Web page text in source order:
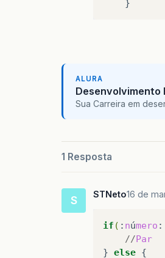
ALURA
Desenvolvimento
Sua Carreira em
1 Resposta
S STNeto16 de
if ( : número :
//Par
} else